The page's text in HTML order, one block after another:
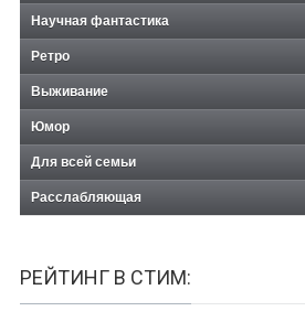
Научная фантастика
Ретро
Выживание
Юмор
Для всей семьи
Расслабляющая
РЕЙТИНГ В СТИМ: